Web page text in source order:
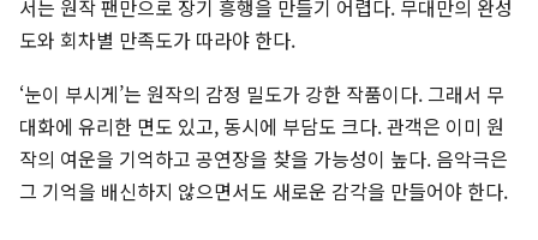
서는 원작 팬만으로 장기 흥행을 만들기 어렵다. 무대만의 완성
도와 회차별 만족도가 따라야 한다.
‘눈이 부시게’는 원작의 감정 밀도가 강한 작품이다. 그래서 무
대화에 유리한 면도 있고, 동시에 부담도 크다. 관객은 이미 원
작의 여운을 기억하고 공연장을 찾을 가능성이 높다. 음악극은
그 기억을 배신하지 않으면서도 새로운 감각을 만들어야 한다.